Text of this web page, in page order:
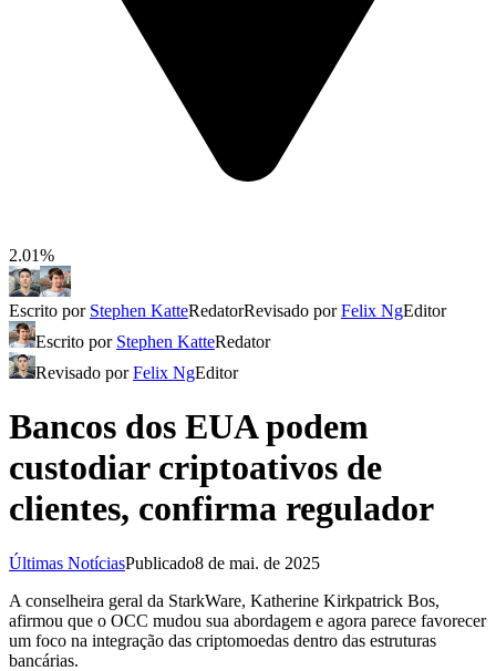
2.01%
Escrito por Stephen KatteRedatorRevisado porFelix NgEditor
Escrito por Stephen KatteRedator
Revisado porFelix NgEditor
Bancos dos EUA podem
custodiar criptoativos de
clientes, confirma regulador
Últimas NotíciasPublicado8 de mai. de 2025
A conselheira geral da StarkWare, Katherine Kirkpatrick Bos,
afirmou que o OCC mudou sua abordagem e agora parece favorecer
um foco na integração das criptomoedas dentro das estruturas
bancárias.